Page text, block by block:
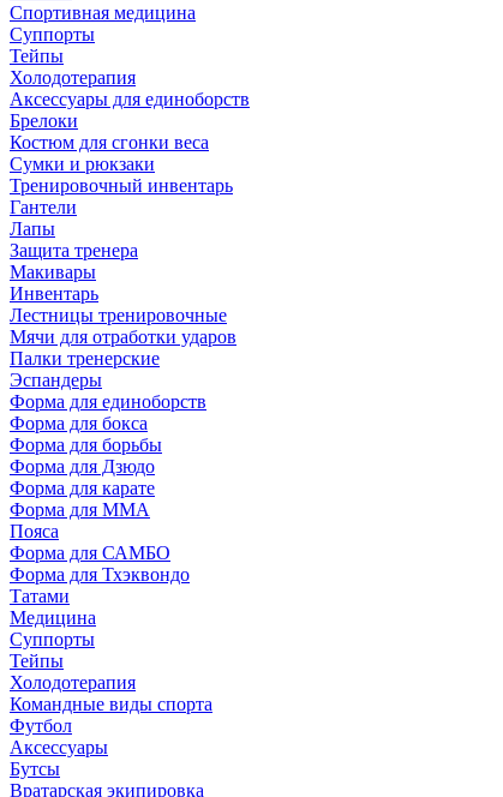
Спортивная медицина
Суппорты
Тейпы
Холодотерапия
Аксессуары для единоборств
Брелоки
Костюм для сгонки веса
Сумки и рюкзаки
Тренировочный инвентарь
Гантели
Лапы
Защита тренера
Макивары
Инвентарь
Лестницы тренировочные
Мячи для отработки ударов
Палки тренерские
Эспандеры
Форма для единоборств
Форма для бокса
Форма для борьбы
Форма для Дзюдо
Форма для карате
Форма для MMA
Пояса
Форма для САМБО
Форма для Тхэквондо
Татами
Медицина
Суппорты
Тейпы
Холодотерапия
Командные виды спорта
Футбол
Аксессуары
Бутсы
Вратарская экипировка